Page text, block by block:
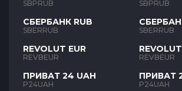
SBPRUB
СБЕРБАНК RUB
SBERRUB
REVOLUT EUR
REVBEUR
ПРИВАТ 24 UAH
P24UAH
SBPRUB
SBERRUB
REVBEUR
ПРИВАТ
P24UAH